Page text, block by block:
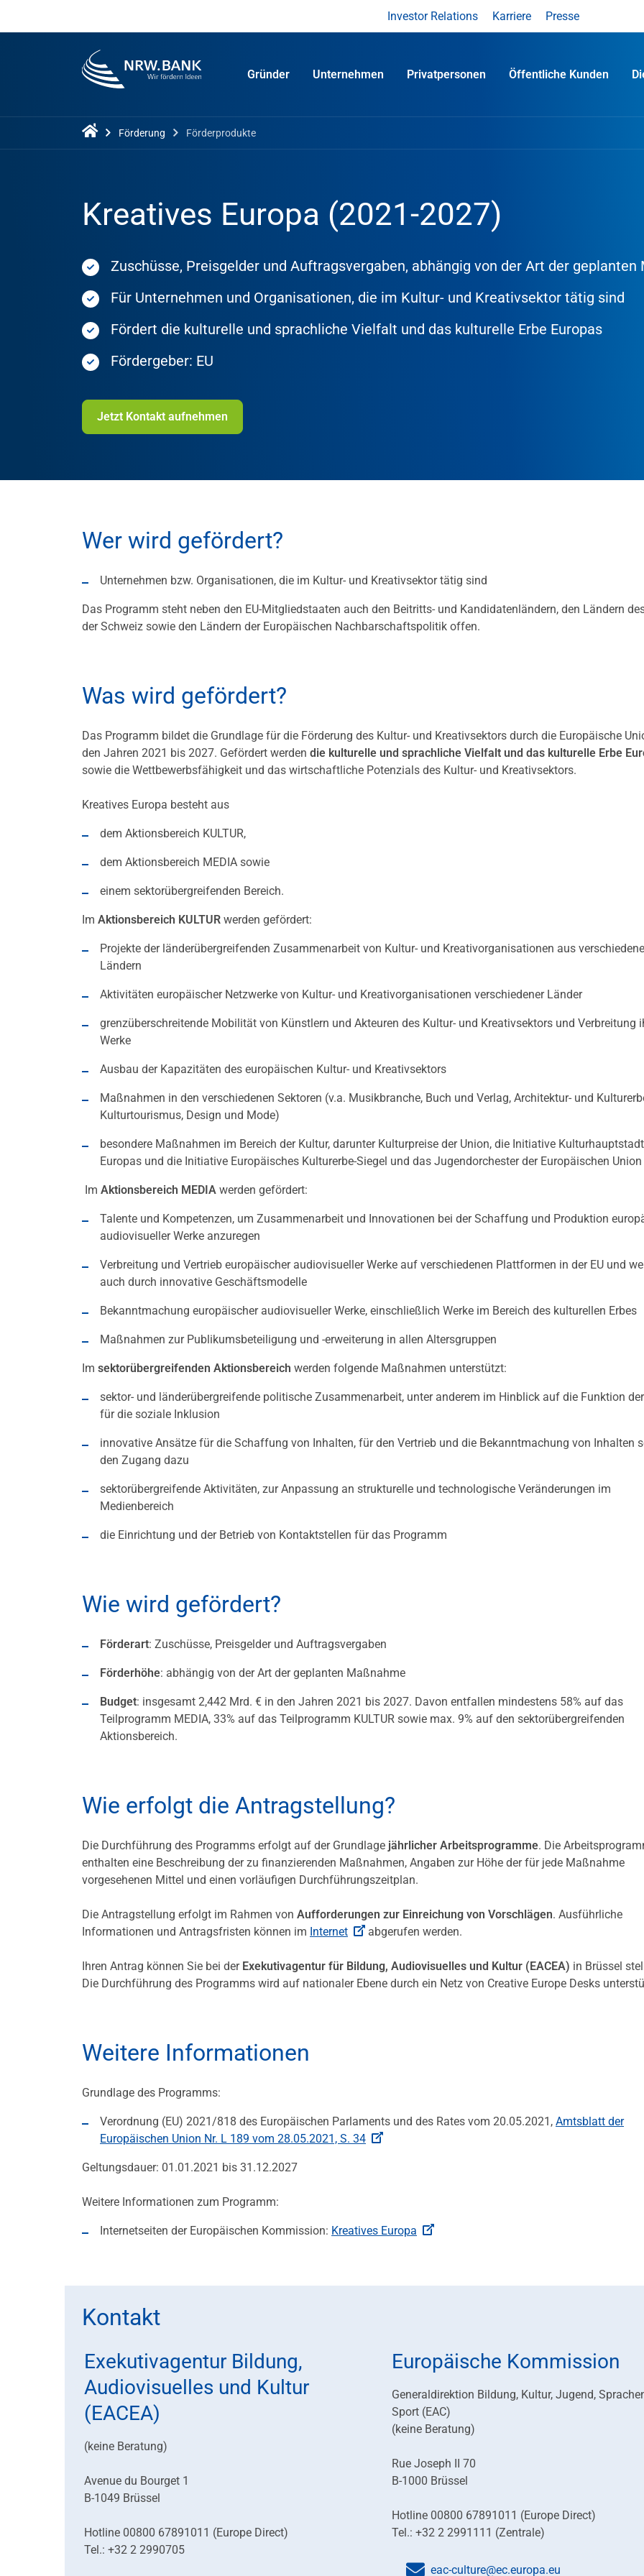
Investor Relations Karriere Presse
Gründer Unternehmen Privatpersonen Öffentliche Kunden
Förderung Förderprodukte
Kreatives Europa (2021-2027)
Zuschüsse, Preisgelder und Auftragsvergaben, abhängig von der Art der geplanten
Für Unternehmen und Organisationen, die im Kultur- und Kreativsektor tätig sind
Fördert die kulturelle und sprachliche Vielfalt und das kulturelle Erbe Europas
Fördergeber: EU
Jetzt Kontakt aufnehmen
Wer wird gefördert?
Unternehmen bzw. Organisationen, die im Kultur- und Kreativsektor tätig sind
Das Programm steht neben den EU-Mitgliedstaaten auch den Beitritts- und Kandidatenländern, den Ländern
der Schweiz sowie den Ländern der Europäischen Nachbarschaftspolitik offen.
Was wird gefördert?
Das Programm bildet die Grundlage für die Förderung des Kultur- und Kreativsektors durch die Europäische
den Jahren 2021 bis 2027. Gefördert werden die kulturelle und sprachliche Vielfalt und das kulturelle Erbe
sowie die Wettbewerbsfähigkeit und das wirtschaftliche Potenzials des Kultur- und Kreativsektors.
Kreatives Europa besteht aus
dem Aktionsbereich KULTUR,
dem Aktionsbereich MEDIA sowie
einem sektorübergreifenden Bereich.
Im Aktionsbereich KULTUR werden gefördert:
Projekte der länderübergreifenden Zusammenarbeit von Kultur- und Kreativorganisationen aus
Ländern
Aktivitäten europäischer Netzwerke von Kultur- und Kreativorganisationen verschiedener Länder
grenzüberschreitende Mobilität von Künstlern und Akteuren des Kultur- und Kreativsektors und Verbreitung
Werke
Ausbau der Kapazitäten des europäischen Kultur- und Kreativsektors
Maßnahmen in den verschiedenen Sektoren (v.a. Musikbranche, Buch und Verlag, Architektur- und
Kulturtourismus, Design und Mode)
besondere Maßnahmen im Bereich der Kultur, darunter Kulturpreise der Union, die Initiative Kulturhauptstadt
Europas und die Initiative Europäisches Kulturerbe-Siegel und das Jugendorchester der Europäischen Union
Im Aktionsbereich MEDIA werden gefördert:
Talente und Kompetenzen, um Zusammenarbeit und Innovationen bei der Schaffung und Produktion
audiovisueller Werke anzuregen
Verbreitung und Vertrieb europäischer audiovisueller Werke auf verschiedenen Plattformen in der EU und
auch durch innovative Geschäftsmodelle
Bekanntmachung europäischer audiovisueller Werke, einschließlich Werke im Bereich des kulturellen Erbes
Maßnahmen zur Publikumsbeteiligung und -erweiterung in allen Altersgruppen
Im sektorübergreifenden Aktionsbereich werden folgende Maßnahmen unterstützt:
sektor- und länderübergreifende politische Zusammenarbeit, unter anderem im Hinblick auf die Funktion
für die soziale Inklusion
innovative Ansätze für die Schaffung von Inhalten, für den Vertrieb und die Bekanntmachung von Inhalten
den Zugang dazu
sektorübergreifende Aktivitäten, zur Anpassung an strukturelle und technologische Veränderungen im
Medienbereich
die Einrichtung und der Betrieb von Kontaktstellen für das Programm
Wie wird gefördert?
Förderart: Zuschüsse, Preisgelder und Auftragsvergaben
Förderhöhe: abhängig von der Art der geplanten Maßnahme
Budget: insgesamt 2,442 Mrd. € in den Jahren 2021 bis 2027. Davon entfallen mindestens 58% auf das
Teilprogramm MEDIA, 33% auf das Teilprogramm KULTUR sowie max. 9% auf den sektorübergreifenden
Aktionsbereich.
Wie erfolgt die Antragstellung?
Die Durchführung des Programms erfolgt auf der Grundlage jährlicher Arbeitsprogramme. Die
enthalten eine Beschreibung der zu finanzierenden Maßnahmen, Angaben zur Höhe der für jede Maßnahme
vorgesehenen Mittel und einen vorläufigen Durchführungszeitplan.
Die Antragstellung erfolgt im Rahmen von Aufforderungen zur Einreichung von Vorschlägen. Ausführliche
Informationen und Antragsfristen können im Internet abgerufen werden.
Ihren Antrag können Sie bei der Exekutivagentur für Bildung, Audiovisuelles und Kultur (EACEA) in Brüssel
Die Durchführung des Programms wird auf nationaler Ebene durch ein Netz von Creative Europe Desks
Weitere Informationen
Grundlage des Programms:
Verordnung (EU) 2021/818 des Europäischen Parlaments und des Rates vom 20.05.2021, Amtsblatt der
Europäischen Union Nr. L 189 vom 28.05.2021, S. 34
Geltungsdauer: 01.01.2021 bis 31.12.2027
Weitere Informationen zum Programm:
Internetseiten der Europäischen Kommission: Kreatives Europa
Kontakt
Exekutivagentur Bildung,
Audiovisuelles und Kultur
(EACEA)
(keine Beratung)
Avenue du Bourget 1
B-1049 Brüssel
Hotline 00800 67891011 (Europe Direct)
Tel.: +32 2 2990705
Europäische Kommission
Generaldirektion Bildung, Kultur, Jugend,
Sport (EAC)
(keine Beratung)
Rue Joseph II 70
B-1000 Brüssel
Hotline 00800 67891011 (Europe Direct)
Tel.: +32 2 2991111 (Zentrale)
eac-culture@ec.europa.eu